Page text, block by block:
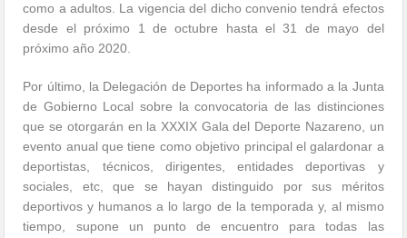
como a adultos. La vigencia del dicho convenio tendrá efectos
desde el próximo 1 de octubre hasta el 31 de mayo del
próximo año 2020.
Por último, la Delegación de Deportes ha informado a la Junta
de Gobierno Local sobre la convocatoria de las distinciones
que se otorgarán en la XXXIX Gala del Deporte Nazareno, un
evento anual que tiene como objetivo principal el galardonar a
deportistas, técnicos, dirigentes, entidades deportivas y
sociales, etc, que se hayan distinguido por sus méritos
deportivos y humanos a lo largo de la temporada y, al mismo
tiempo, supone un punto de encuentro para todas las